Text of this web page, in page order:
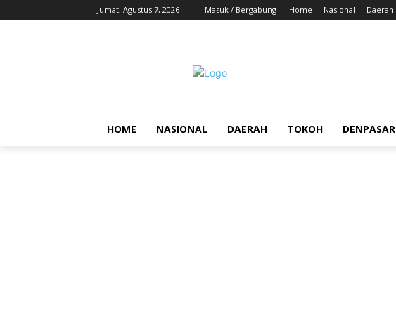
Jumat, Agustus 7, 2026 Masuk / Bergabung Home Nasional Daerah
HOME NASIONAL DAERAH TOKOH DENPASAR